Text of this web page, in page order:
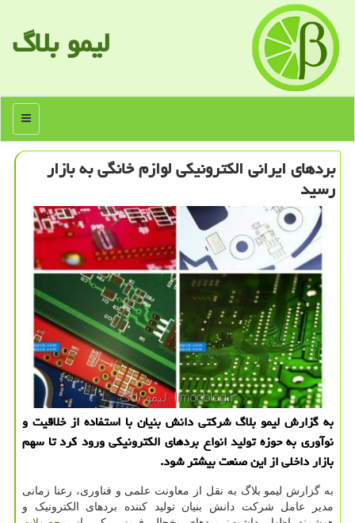
لیمو بلاگ
منو
بردهای ایرانی الكترونیكی لوازم خانگی به بازار
رسید
به گزارش لیمو بلاگ شرکتی دانش بنیان با استفاده از خلاقیت و
نوآوری به حوزه تولید انواع بردهای الکترونیکی ورود کرد تا سهم
بازار داخلی از این صنعت بیشتر شود.
به گزارش لیمو بلاگ به نقل از معاونت علمی و فناوری، رعنا زمانی
مدیر عامل شرکت دانش بنیان تولید کننده بردهای الکترونیک و